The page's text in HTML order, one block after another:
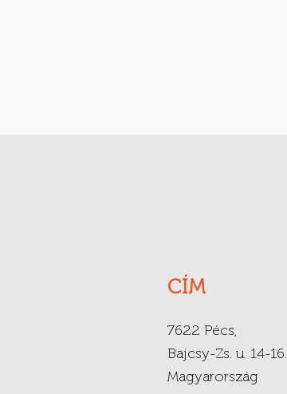
CÍM
7622 Pécs,
Bajcsy-Zs. u. 14-16.
Magyarország